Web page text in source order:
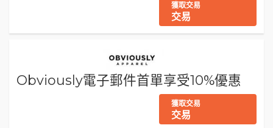
獲取交易
交易
Obviously電子郵件首單享受10%優惠
獲取交易
交易